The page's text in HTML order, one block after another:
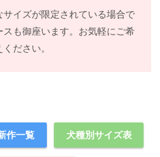
サイズが限定されている場合で
スも御座います。お気軽にご希
ださい。
作一覧 犬種別サイズ表